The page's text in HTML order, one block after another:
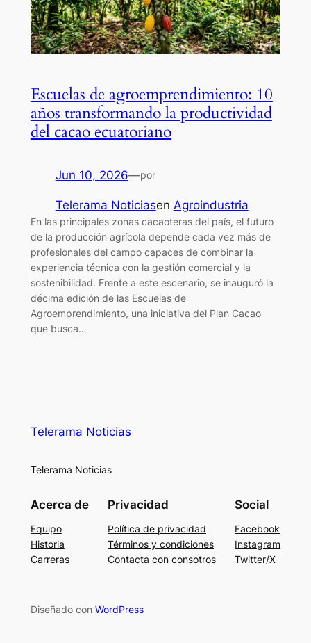
Escuelas de agroemprendimiento: 10
años transformando la productividad
del cacao ecuatoriano
Jun 10, 2026—por
Telerama Noticiasen Agroindustria
En las principales zonas cacaoteras del país, el futuro
de la producción agrícola depende cada vez más de
profesionales del campo capaces de combinar la
experiencia técnica con la gestión comercial y la
sostenibilidad. Frente a este escenario, se inauguró la
décima edición de las Escuelas de
Agroemprendimiento, una iniciativa del Plan Cacao
que busca…
Telerama Noticias
Telerama Noticias
Acerca de
Equipo
Historia
Carreras
Privacidad
Política de privacidad
Términos y condiciones
Contacta con consotros
Social
Facebook
Instagram
Twitter/X
Diseñado con WordPress